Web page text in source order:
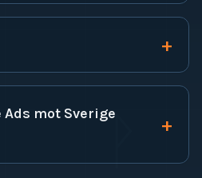
ᚹ
+
Ads mot Sverige
+